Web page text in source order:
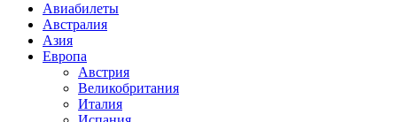
Авиабилеты
Австралия
Азия
Европа
Австрия
Великобритания
Италия